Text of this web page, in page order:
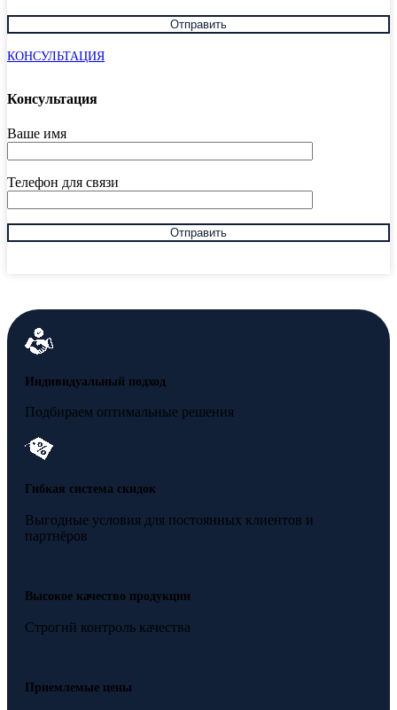
КОНСУЛЬТАЦИЯ
Консультация
Ваше имя
Телефон для связи
Индивидуальный подход
Подбираем оптимальные решения
Гибкая система скидок
Выгодные условия для постоянных клиентов и
партнёров
Высокое качество продукции
Строгий контроль качества
Приемлемые цены